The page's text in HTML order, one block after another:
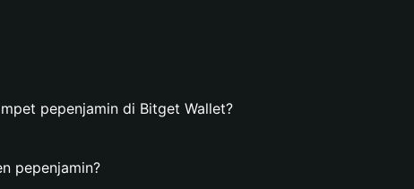
pepenjamin di Bitget Wallet?
pepenjamin?